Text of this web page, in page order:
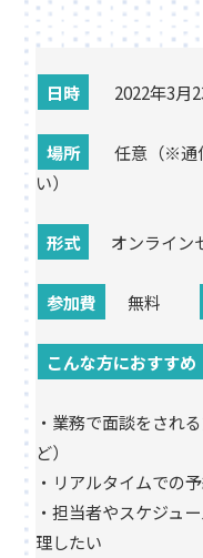
日時 2022年3月
場所
任意（※通
い）
形式 オンライン
参加費 無料
こんな方におすすめ
・業務で面談をされ
ど）
・リアルタイムでの
・担当者やスケジュ
理したい